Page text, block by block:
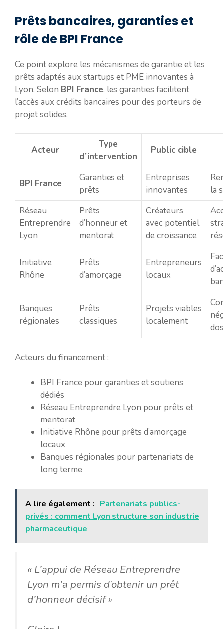
Prêts bancaires, garanties et
rôle de BPI France
Ce point explore les mécanismes de garantie et les
prêts adaptés aux startups et PME innovantes à
Lyon. Selon BPI France, les garanties facilitent
l’accès aux crédits bancaires pour des porteurs de
projet solides.
Acteur
Type
d’intervention
Public cible
BPI France
Garanties et
prêts
Entreprises
innovantes
la
Réseau
Entreprendre
Lyon
Prêts
d’honneur et
mentorat
Créateurs
avec potentiel
de croissance
Initiative
Rhône
Prêts
d’amorçage
Entrepreneurs
locaux
Banques
régionales
Prêts
classiques
Projets viables
localement
Acteurs du financement :
BPI France pour garanties et soutiens
dédiés
Réseau Entreprendre Lyon pour prêts et
mentorat
Initiative Rhône pour prêts d’amorçage
locaux
Banques régionales pour partenariats de
long terme
A lire également : Partenariats publics-
privés : comment Lyon structure son industrie
pharmaceutique
« L’appui de Réseau Entreprendre
Lyon m’a permis d’obtenir un prêt
d’honneur décisif »